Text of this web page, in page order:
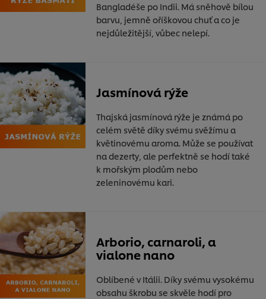
Bangladéše po Indii. Má sněhově bílou
barvu, jemně oříškovou chuť a co je
nejdůležitější, vůbec nelepí.
Jasmínová rýže
Thajská jasmínová rýže je známá po
celém světě díky svému svěžímu a
květinovému aroma. Může se používat
na dezerty, ale perfektně se hodí také
k mořským plodům nebo
zeleninovému kari.
Arborio, carnaroli, a
vialone nano
Oblíbené v Itálii. Díky svému vysokému
obsahu škrobu se skvěle hodí pro